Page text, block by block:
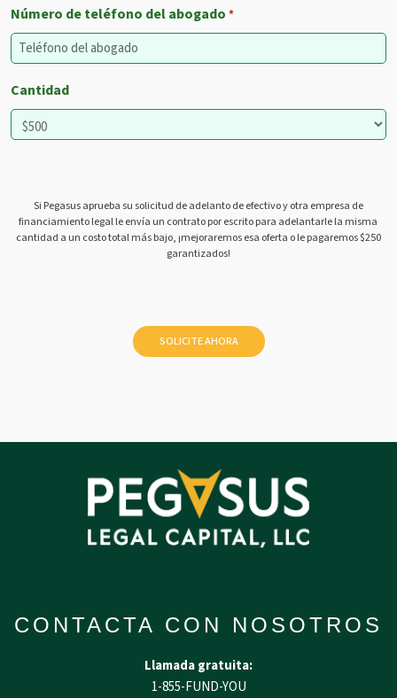
Número de teléfono del abogado *
Cantidad
Si Pegasus aprueba su solicitud de adelanto de efectivo y otra empresa de
financiamiento legal le envía un contrato por escrito para adelantarle la misma
cantidad a un costo total más bajo, ¡mejoraremos esa oferta o le pagaremos $250
garantizados!
CONTACTA CON NOSOTROS
Llamada gratuita:
1-855-FUND-YOU